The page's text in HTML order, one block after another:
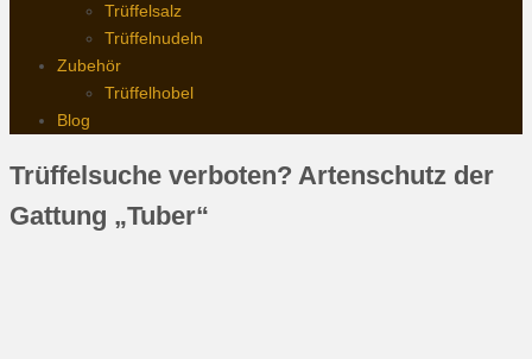
Trüffelsalz
Trüffelnudeln
Zubehör
Trüffelhobel
Blog
Trüffelsuche verboten? Artenschutz der
Gattung „Tuber“